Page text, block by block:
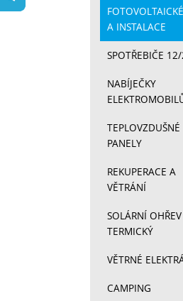
A INSTALACE
SPOTŘEBIČE
NABÍJEČKY
TEPLOVZDUŠNÉ
PANELY
REKUPERACE A
VĚTRÁNÍ
SOLÁRNÍ OHŘEV
TERMICKÝ
VĚTRNÉ
CAMPING